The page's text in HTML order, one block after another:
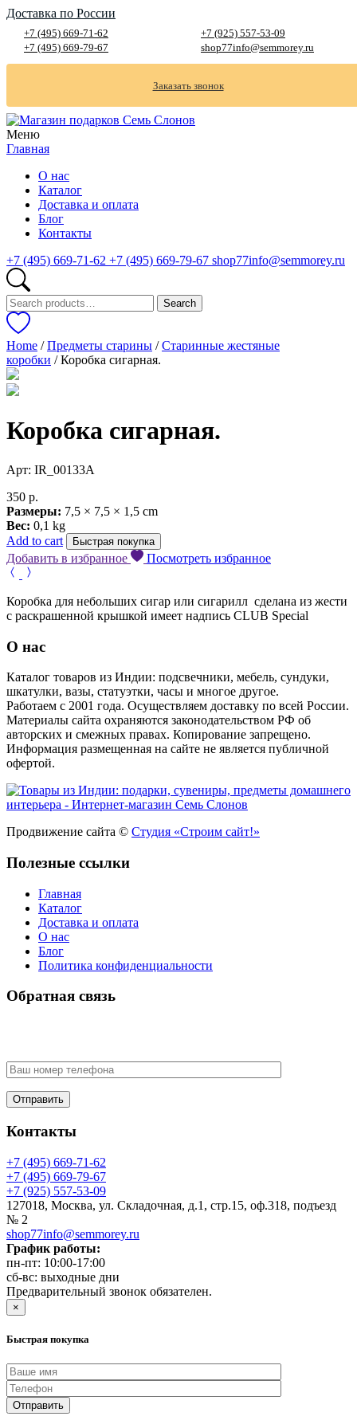
Доставка по России
+7 (495) 669-71-62
+7 (495) 669-79-67
+7 (925) 557-53-09
shop77info@semmorey.ru
Заказать звонок
Меню
Главная
О нас
Каталог
Доставка и оплата
Блог
Контакты
+7 (495) 669-71-62 +7 (495) 669-79-67 shop77info@semmorey.ru
Search
for:
Search
Home /Предметы старины /Старинные жестяные
коробки / Коробка сигарная.
Коробка сигарная.
Арт: IR_00133A
350 р.
Размеры: 7,5 × 7,5 × 1,5 cm
Вес: 0,1 kg
Add to cart
Быстрая покупка
Добавить в избранное Посмотреть избранное
Коробка для небольших сигар или сигарилл сделана из жести
с раскрашенной крышкой имеет надпись CLUB Special
О нас
Каталог товаров из Индии: подсвечники, мебель, сундуки,
шкатулки, вазы, статуэтки, часы и многое другое.
Работаем с 2001 года. Осуществляем доставку по всей России.
Материалы сайта охраняются законодательством РФ об
авторских и смежных правах. Копирование запрещено.
Информация размещенная на сайте не является публичной
офертой.
Продвижение сайта © Студия «Строим сайт!»
Полезные ссылки
Главная
Каталог
Доставка и оплата
О нас
Блог
Политика конфиденциальности
Обратная связь
Контакты
+7 (495) 669-71-62
+7 (495) 669-79-67
+7 (925) 557-53-09
127018, Москва, ул. Складочная, д.1, стр.15, оф.318, подъезд
№ 2
shop77info@semmorey.ru
График работы:
пн-пт: 10:00-17:00
сб-вс: выходные дни
Предварительный звонок обязателен.
×
Быстрая покупка